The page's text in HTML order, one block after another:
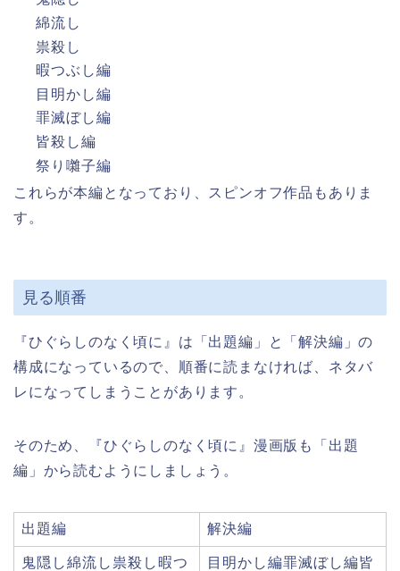
綿流し
祟殺し
暇つぶし編
目明かし編
罪滅ぼし編
皆殺し編
祭り囃子編
これらが本編となっており、スピンオフ作品もありま
す。
見る順番
『ひぐらしのなく頃に』は「出題編」と「解決編」の
構成になっているので、順番に読まなければ、ネタバ
レになってしまうことがあります。
そのため、『ひぐらしのなく頃に』漫画版も「出題
編」から読むようにしましょう。
出題編 解決編
鬼隠し綿流し祟殺し暇つ
目明かし編罪滅ぼし編皆